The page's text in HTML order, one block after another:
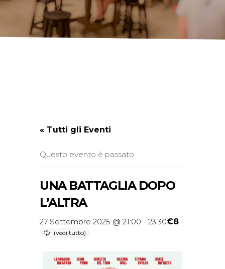
« Tutti gli Eventi
Questo evento è passato.
UNA BATTAGLIA DOPO
L’ALTRA
27 Settembre 2025 @ 21:00 - 23:30€8